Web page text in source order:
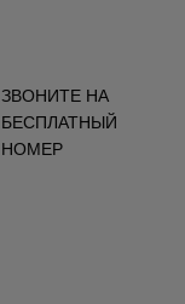
ЗВОНИТЕ НА
БЕСПЛАТНЫЙ
НОМЕР